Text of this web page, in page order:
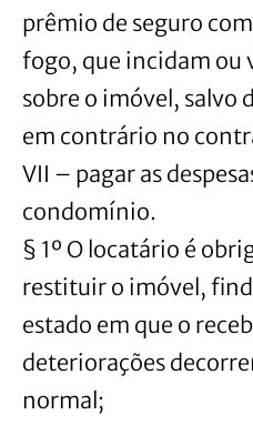
prêmio de seguro
fogo, que incidam ou
sobre o imóvel, salvo
em contrário no
VII – pagar as
condomínio.
§ 1º O locatário é
restituir o imóvel,
estado em que o
deteriorações
normal;